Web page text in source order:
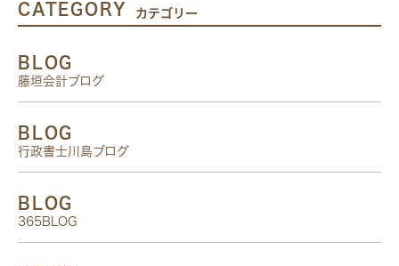
CATEGORY カテゴリー
BLOG
藤垣会計ブログ
BLOG
行政書士川島ブログ
BLOG
365BLOG